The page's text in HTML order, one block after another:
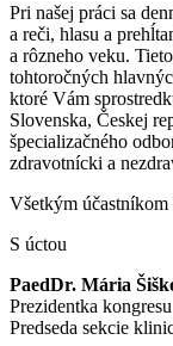
Pri našej práci sa
a reči, hlasu a
a rôzneho veku.
tohtoročných
ktoré Vám
Slovenska, Českej
špecializačného
zdravotnícki a
Všetkým účastníkom
S úctou
PaedDr. Mária
Prezidentka kongresu
Predseda sekcie